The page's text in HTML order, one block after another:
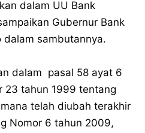
dalam UU Bank
Gubernur Bank
dalam sambutannya.
dalam pasal 58 ayat 6
23 tahun 1999 tentang
telah diubah terakhir
Nomor 6 tahun 2009,